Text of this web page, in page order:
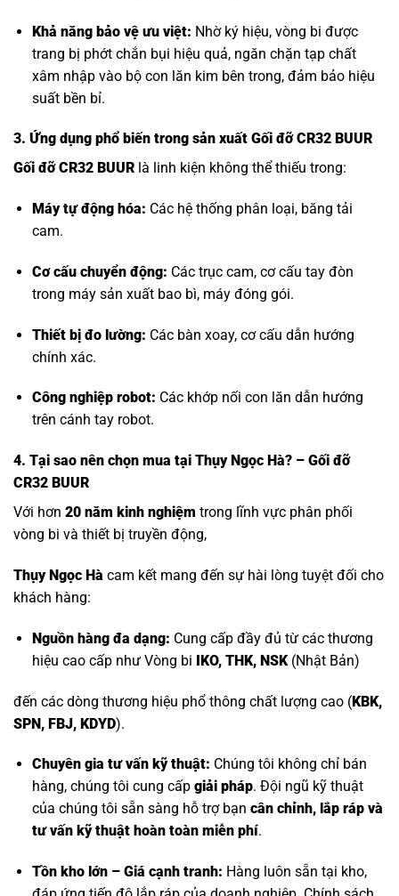
Khả năng bảo vệ ưu việt: Nhờ ký hiệu, vòng bi được
trang bị phớt chắn bụi hiệu quả, ngăn chặn tạp chất
xâm nhập vào bộ con lăn kim bên trong, đảm bảo hiệu
suất bền bỉ.
3. Ứng dụng phổ biến trong sản xuất Gối đỡ CR32 BUUR
Gối đỡ CR32 BUUR là linh kiện không thể thiếu trong:
Máy tự động hóa: Các hệ thống phân loại, băng tải
cam.
Cơ cấu chuyển động: Các trục cam, cơ cấu tay đòn
trong máy sản xuất bao bì, máy đóng gói.
Thiết bị đo lường: Các bàn xoay, cơ cấu dẫn hướng
chính xác.
Công nghiệp robot: Các khớp nối con lăn dẫn hướng
trên cánh tay robot.
4. Tại sao nên chọn mua tại Thụy Ngọc Hà? – Gối đỡ
CR32 BUUR
Với hơn 20 năm kinh nghiệm trong lĩnh vực phân phối
vòng bi và thiết bị truyền động,
Thụy Ngọc Hà cam kết mang đến sự hài lòng tuyệt đối cho
khách hàng:
Nguồn hàng đa dạng: Cung cấp đầy đủ từ các thương
hiệu cao cấp nhưVòng bi IKO, THK, NSK(Nhật Bản)
đến các dòng thương hiệu phổ thông chất lượng cao (KBK,
SPN, FBJ, KDYD).
Chuyên gia tư vấn kỹ thuật: Chúng tôi không chỉ bán
hàng, chúng tôi cung cấp giải pháp. Đội ngũ kỹ thuật
của chúng tôi sẵn sàng hỗ trợ bạn cân chỉnh, lắp ráp và
tư vấn kỹ thuật hoàn toàn miễn phí.
Tồn kho lớn – Giá cạnh tranh: Hàng luôn sẵn tại kho,